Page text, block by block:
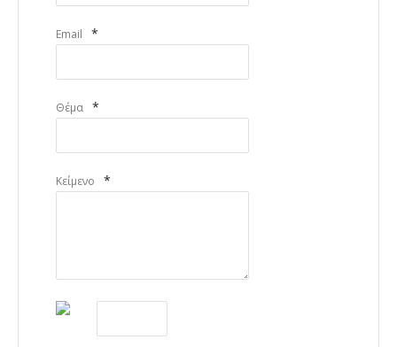
Email *
Θέμα *
Κείμενο *